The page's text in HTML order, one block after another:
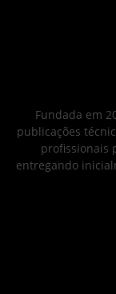
Fundada em
publicações
profissionais
entregando